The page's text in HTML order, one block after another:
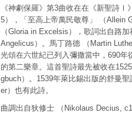
《神劇保羅》第3曲收在在《新聖詩Ⅰ
5），「至高上帝萬民敬尊」 （Allein
（Gloria in Excelsis），歌詞出自路
Angelicus）。馬丁路德 （Martin
光頌在六世紀已列入彌撒當中，690
的第二樂章。這首聖詩最先被收在
gbuch）。1539年萊比錫出版的舒曼
er）也有此詩。
曲調出自狄修士 （Nikolaus Decius,